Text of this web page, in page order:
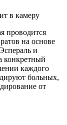
проводится
на основе
и
конкретный
каждого
больных,
от